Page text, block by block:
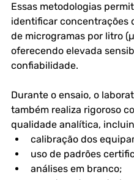
Essas metodologias
identificar concentrações
de microgramas por litro
oferecendo elevada
confiabilidade.
Durante o ensaio, o
também realiza rigoroso
qualidade analítica,
calibração dos
uso de padrões
análises em branco;